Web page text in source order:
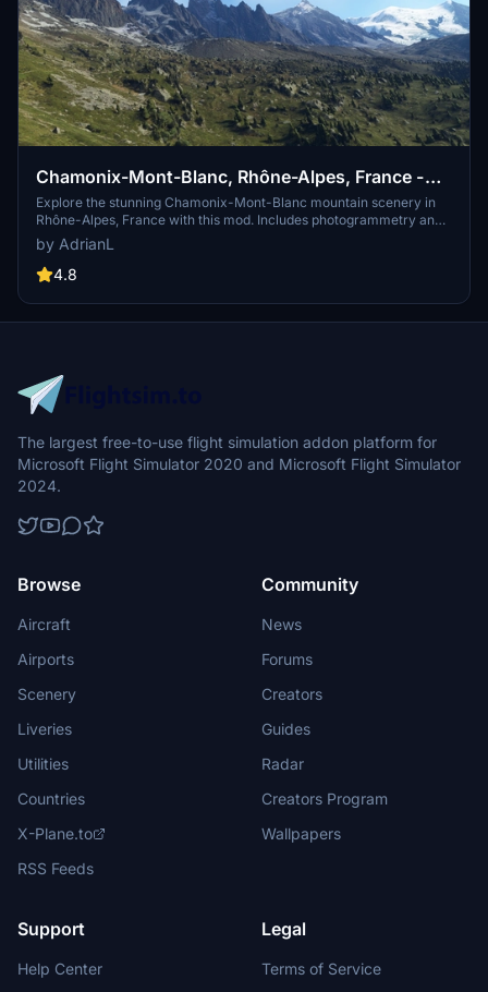
Chamonix-Mont-Blanc, Rhône-Alpes, France -
Mountains
Explore the stunning Chamonix-Mont-Blanc mountain scenery in
Rhône-Alpes, France with this mod. Includes photogrammetry and
terraforming data for a realistic experience. Additional files are
available for extension and customization. Check system
requirements before downloading for optimal performance.
by AdrianL
4.8
The largest free-to-use flight simulation addon platform for
Microsoft Flight Simulator 2020 and Microsoft Flight Simulator
2024.
Browse
Aircraft
Airports
Scenery
Liveries
Utilities
Countries
X-Plane.to
RSS Feeds
Community
News
Forums
Creators
Guides
Radar
Creators Program
Wallpapers
Support
Help Center
Legal
Terms of Service